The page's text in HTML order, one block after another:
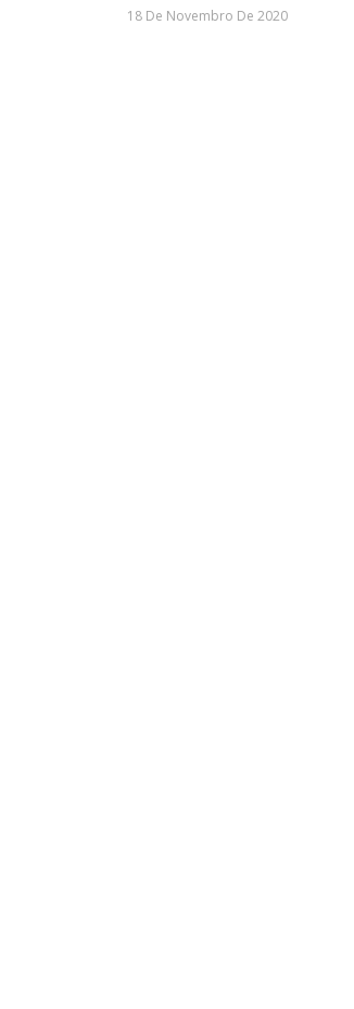
18 De Novembro De 2020